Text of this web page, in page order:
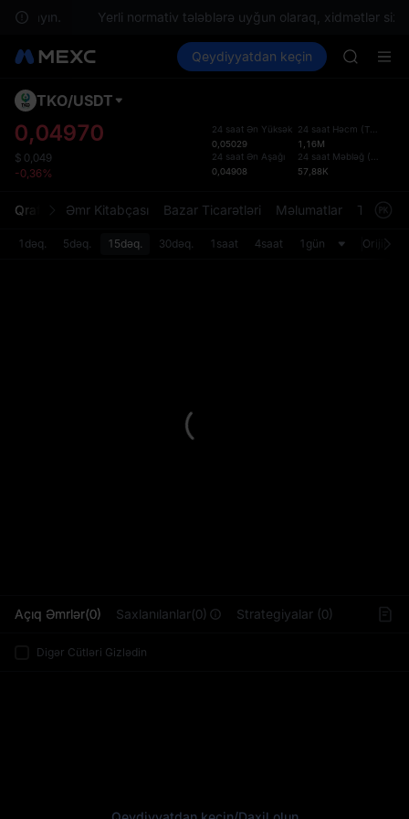
Yerli normativ tələblərə uyğun olaraq, xidmətlər
Bazarlar Spot Futures SPCX
Qeydiyyatdan keçin
SPCX
SPCX
TKO/USDT
0,04970
$ 0,049
-0,36%
24 saat Ən Yüksək
0,05029
24 saat Ən Aşağı
0,04908
24 saat Həcm (TKO
1,16M
24 saat Məbləğ (
57,88K
Qrafik Əmr Kitabçası Bazar Ticarətləri Məlumatlar
1dəq. 5dəq. 15dəq. 30dəq. 1saat 4saat 1gün Orijinal
Açıq Əmrlər(0) Saxlanılanlar(0) Strategiyalar (0)
Digər Cütləri Gizlədin